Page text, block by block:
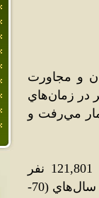
و مجاورت
در زمان‌هاي
مي‌رفت و
جمعيت شهرستان خمين در سال 1370 هجري خورشيدي برابر با 121,801 نفر
سرشماري شده‌است. ضريب رشد سالانه جمعيت شهرستان در طي سال‌هاي (70-